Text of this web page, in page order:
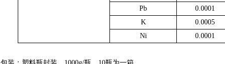
Pb
0.0001
K
0.0005
Ni
0.0001